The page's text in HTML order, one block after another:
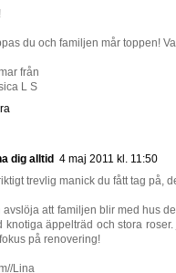
du och familjen mår toppen!
från
L S
dig alltid 4 maj 2011 kl. 11:50
trevlig manick du fått tag på,
avslöja att familjen blir med hus
knotiga äppelträd och stora
på renovering!
Lina